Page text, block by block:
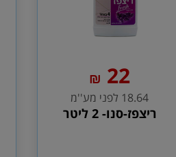
22
₪
18.64 לפני מע''מ
ריצפז-סנו- 2 ליטר